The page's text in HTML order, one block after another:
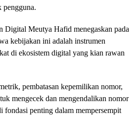
pengguna.
Digital Meutya Hafid menegaskan pada
kebijakan ini adalah instrumen
di ekosistem digital yang kian rawan
pembatasan kepemilikan nomor,
mengecek dan mengendalikan nomor
fondasi penting dalam mempersempit